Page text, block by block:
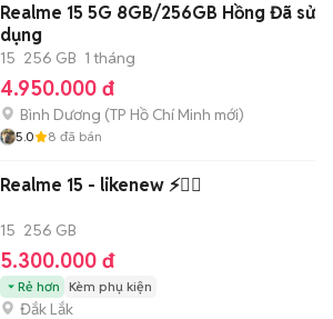
Realme 15 5G 8GB/256GB Hồng Đã sử
dụng
15 256 GB 1 tháng
4.950.000 đ
Bình Dương (TP Hồ Chí Minh mới)
5.0 8 đã bán
Realme 15 - likenew ⚡️❤️‍🔥
15 256 GB
5.300.000 đ
Rẻ hơn Kèm phụ kiện
Đắk Lắk